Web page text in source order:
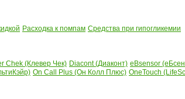
Расходка к помпам Средства при гипогликемии
Chek (Клевер Чек) Diacont (Диаконт) eBsensor
On Call Plus (Он Колл Плюс) OneTouch